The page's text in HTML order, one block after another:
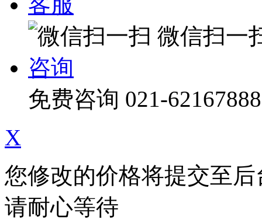
微信扫一
咨询
免费咨询 021-62167888
X
您修改的价格将提交至
请耐心等待